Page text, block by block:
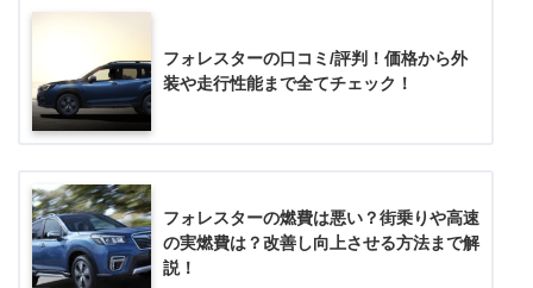
フォレスターの口コミ/評判！価格から外
装や走行性能まで全てチェック！
フォレスターの燃費は悪い？街乗りや高速
の実燃費は？改善し向上させる方法まで解
説！